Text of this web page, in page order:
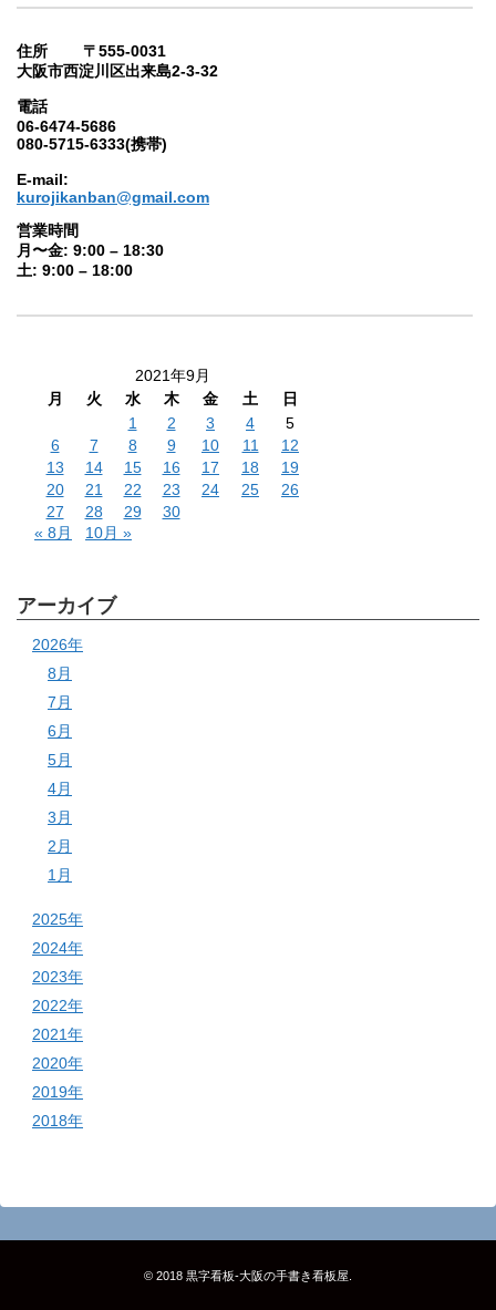
住所 〒555-0031
大阪市西淀川区出来島2-3-32
電話
06-6474-5686
080-5715-6333(携帯)
E-mail:
kurojikanban@gmail.com
営業時間
月〜金: 9:00 – 18:30
土: 9:00 – 18:00
2021年9月
月
火 水 木 金 土
日
1
2 3 4
5
6
7 8 9 10 11
12
13
14 15 16 17 18
19
20
21 22 23 24 25
26
27
28 29
30
« 8月
10月 »
アーカイブ
2026年
8月
7月
6月
5月
4月
3月
2月
1月
2025年
2024年
2023年
2022年
2021年
2020年
2019年
2018年
© 2018 黒字看板‐大阪の手書き看板屋